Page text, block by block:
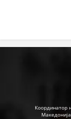
Координатор